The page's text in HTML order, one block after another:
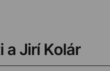
a Jirí Kolár